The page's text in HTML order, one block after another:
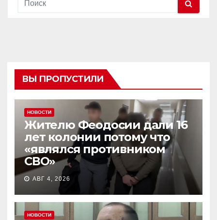
ВЫ ПРОПУСТИЛИ
НОВОСТИ
Жителю Феодосии дали 16
лет колонии потому что
«являлся противником
СВО»
АВГ 4, 2026
НОВОСТИ